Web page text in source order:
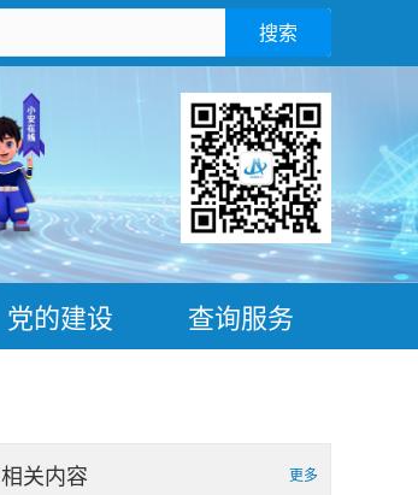
搜索
党的建设 查询服务
相关内容 更多